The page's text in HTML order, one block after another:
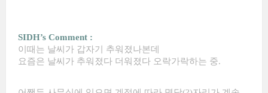
SIDH’s Comment :
이때는 날씨가 갑자기 추워졌나본데
요즘은 날씨가 추워졌다 더워졌다 오락가락하는 중.